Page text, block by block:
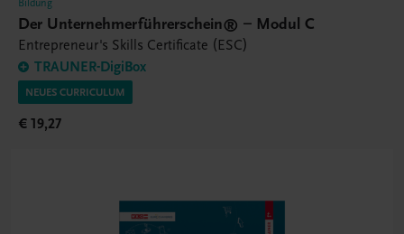
Der Unternehmerführerschein® – Modul C
Entrepreneur's Skills Certificate (ESC)
TRAUNER-DigiBox
NEUES CURRICULUM
€ 19,27